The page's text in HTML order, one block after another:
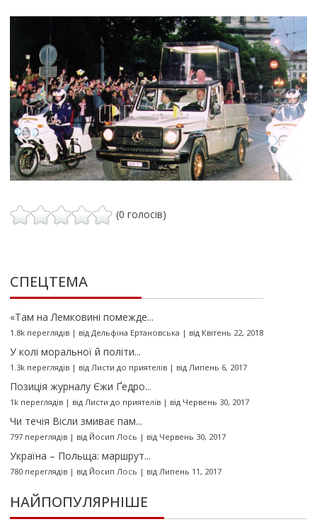
(0 голосів)
СПЕЦТЕМА
«Там на Лемковині помежде...
1.8k переглядів| від Дельфіна Ертановська | від Квітень 22, 2018
У колі моральної й політи...
1.3k переглядів| від Листи до приятелів| від Липень 6, 2017
Позиція журналу Єжи Ґедро...
1k переглядів| від Листи до приятелів| від Червень 30, 2017
Чи течія Вісли змиває пам...
797 переглядів| від Йосип Лось | від Червень 30, 2017
Україна – Польща: маршрут...
780 переглядів| від Йосип Лось | від Липень 11, 2017
НАЙПОПУЛЯРНІШЕ